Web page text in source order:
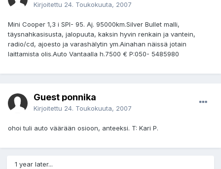
Kirjoitettu 24. Toukokuuta, 2007
Mini Cooper 1,3 i SPI- 95. Aj. 95000km.Silver Bullet malli,
täysnahkasisusta, jalopuuta, kaksin hyvin renkain ja vantein,
radio/cd, ajoesto ja varashälytin ym.Ainahan näissä jotain
laittamista olis.Auto Vantaalla h.7500 € P:050- 5485980
Guest ponnika
Kirjoitettu 24. Toukokuuta, 2007
ohoi tuli auto väärään osioon, anteeksi. T: Kari P.
1 year later...